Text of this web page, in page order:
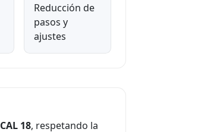
Reducción de
pasos y
ajustes
CAL 18, respetando la